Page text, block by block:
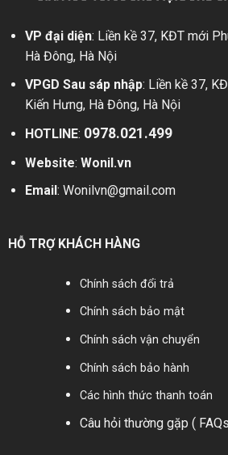
VP đại diện: Liền kề 37, KĐT mới
Hà Đông, Hà Nội
VPGD Sau sáp nhập: Liền kề 37,
Kiến Hưng, Hà Đông, Hà Nội
HOTLINE: 0978.021.499
Website: Wonil.vn
Email : Wonilvn@gmail.com
HỖ TRỢ KHÁCH HÀNG
Chính sách đổi trả
Chính sách bảo mật
Chính sách vận chuyển
Chính sách bảo hành
Các hình thức thanh toán
Câu hỏi thường gặp (